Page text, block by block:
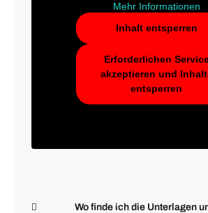
Mehr Informationen
Inhalt entsperren
Erforderlichen
akzeptieren und
entsperren
Wo finde ich die Unterlagen